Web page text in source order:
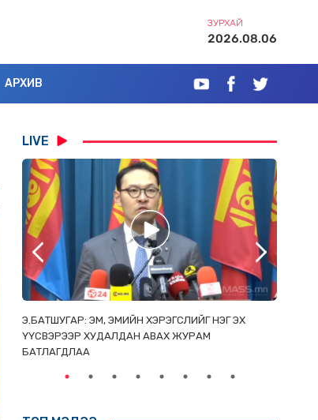
ЗУРХАЙ
2026.08.06
АРХИВ
LIVE
Э.БАТШУГАР: ЭМ, ЭМИЙН ХЭРЭГСЛИЙГ НЭГ ЭХ
ҮҮСВЭРЭЭР ХУДАЛДАН АВАХ ЖУРАМ
БАТЛАГДЛАА